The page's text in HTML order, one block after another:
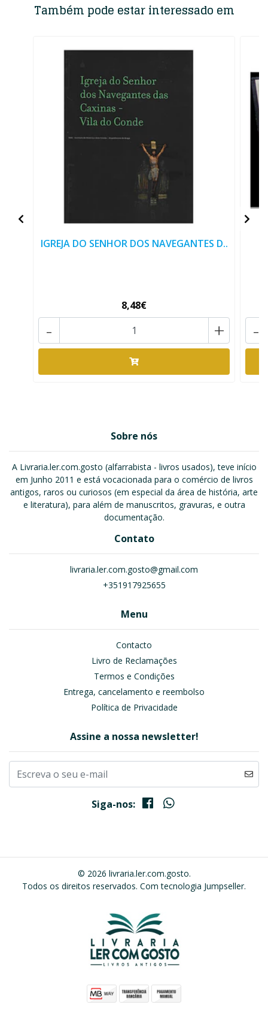
Também pode estar interessado em
IGREJA DO SENHOR DOS NAVEGANTES D..
8,48€
+
- -
Sobre nós
A Livraria.ler.com.gosto (alfarrabista - livros usados), teve início
em Junho 2011 e está vocacionada para o comércio de livros
antigos, raros ou curiosos (em especial da área de história, arte
e literatura), para além de manuscritos, gravuras, e outra
documentação.
Contato
livraria.ler.com.gosto@gmail.com
+351917925655
Menu
Contacto
Livro de Reclamações
Termos e Condições
Entrega, cancelamento e reembolso
Política de Privacidade
Assine a nossa newsletter!
Siga-nos:
© 2026 livraria.ler.com.gosto.
Todos os direitos reservados. Com tecnologia Jumpseller.